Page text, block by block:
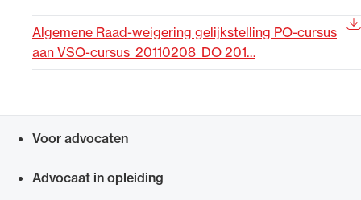
Algemene Raad-weigering gelijkstelling PO-cursus
aan VSO-cursus_20110208_DO 201…
Voor advocaten
Advocaat in opleiding
Uitgelicht